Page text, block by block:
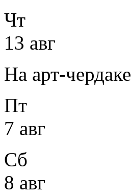
Чт
13 авг
На арт-чердаке
Пт
7 авг
Сб
8 авг